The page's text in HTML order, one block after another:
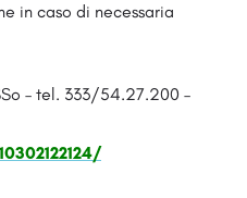
in caso di necessaria
– tel. 333/54.27.200 –